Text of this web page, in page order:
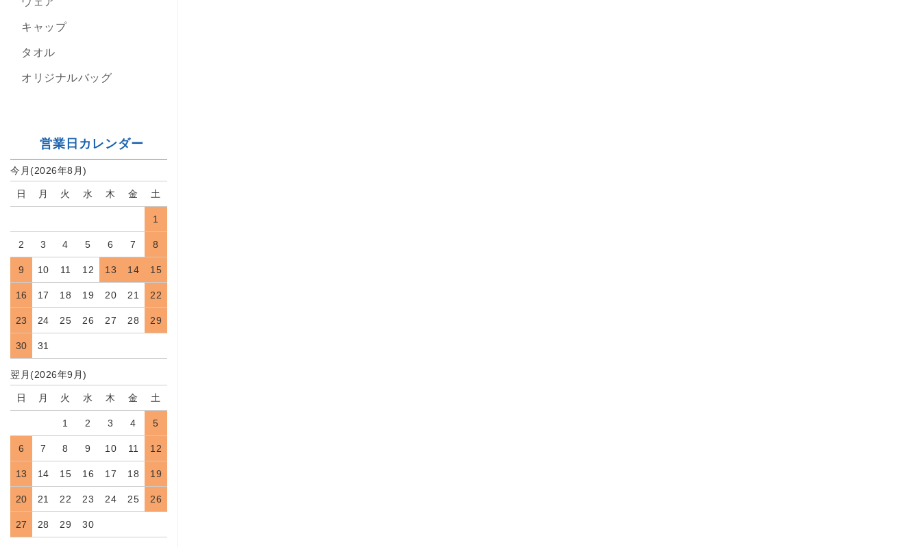
キャップ
タオル
オリジナルバッグ
営業日カレンダー
今月(2026年8月)
日 月 火 水 木 金 土
1
2 3 4 5 6 7 8
9 10 11 12 13 14 15
16 17 18 19 20 21 22
23 24 25 26 27 28 29
30 31
翌月(2026年9月)
日 月 火 水 木 金 土
1 2 3 4 5
6 7 8 9 10 11 12
13 14 15 16 17 18 19
20 21 22 23 24 25 26
27 28 29 30